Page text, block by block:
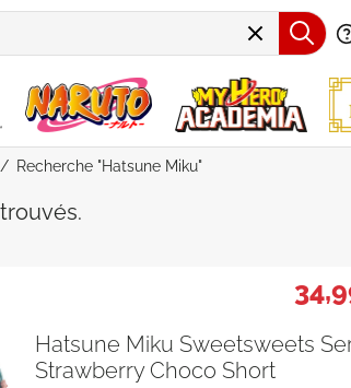
Recherche "Hatsune Miku"
"Hatsune Miku" -
trouvés.
Hatsune Miku Sweetsweets
Strawberry Choco Short